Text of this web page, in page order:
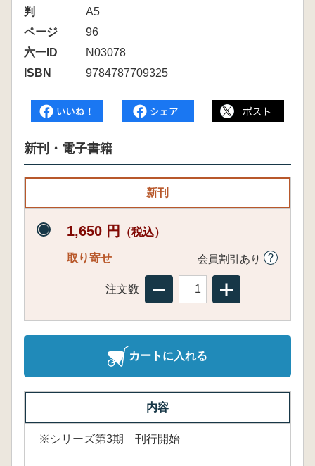
判
A5
ページ
96
六一ID
N03078
ISBN
9784787709325
新刊・電子書籍
新刊
1,650 円 （税込）
取り寄せ 会員割引あり
注文数
カートに入れる
内容
※シリーズ第3期 刊行開始